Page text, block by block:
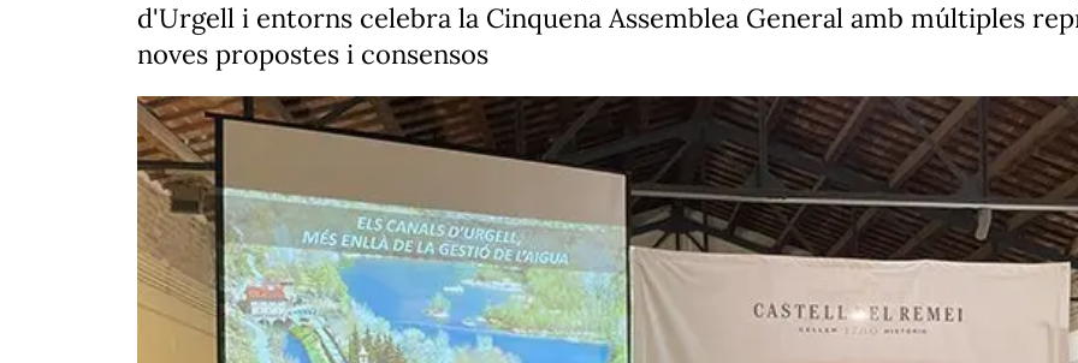
d'Urgell i entorns celebra la Cinquena Assemblea General amb múltiples
noves propostes i consensos